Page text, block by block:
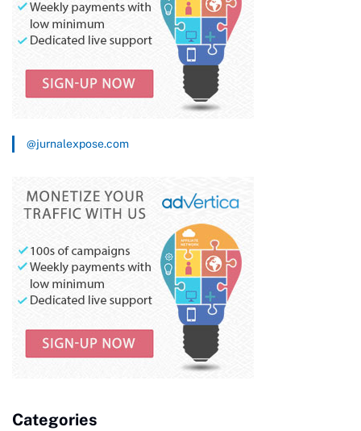
@jurnalexpose.com
Categories